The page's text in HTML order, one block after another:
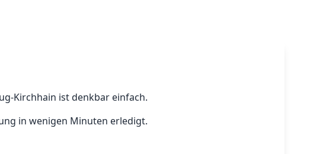
Kirchhain ist denkbar einfach.
in wenigen Minuten erledigt.